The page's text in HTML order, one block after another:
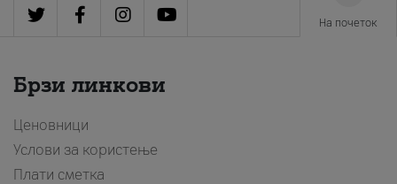
На почеток
Брзи линкови
Ценовници
Услови за користење
Плати сметка